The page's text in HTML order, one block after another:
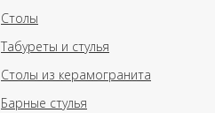
Столы
Табуреты и стулья
Столы из керамогранита
Барные стулья